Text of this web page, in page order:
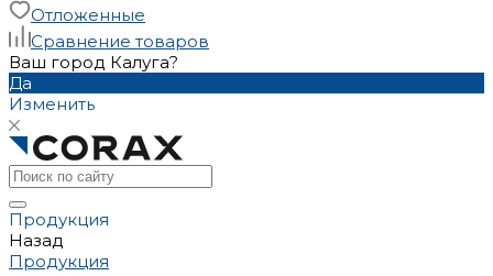
Отложенные
Сравнение товаров
Ваш город Калуга?
Да
Изменить
Продукция
Назад
Продукция